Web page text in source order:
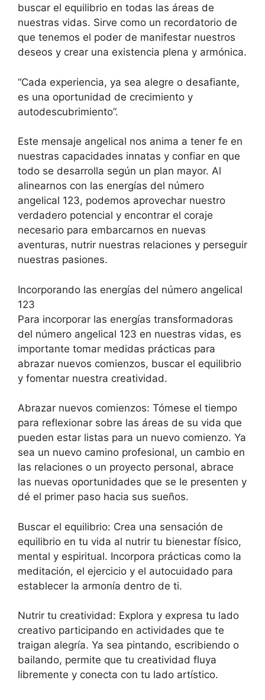
buscar el equilibrio en todas las áreas de
nuestras vidas. Sirve como un recordatorio de
que tenemos el poder de manifestar nuestros
deseos y crear una existencia plena y armónica.
“Cada experiencia, ya sea alegre o desafiante,
es una oportunidad de crecimiento y
autodescubrimiento”.
Este mensaje angelical nos anima a tener fe en
nuestras capacidades innatas y confiar en que
todo se desarrolla según un plan mayor. Al
alinearnos con las energías del número
angelical 123, podemos aprovechar nuestro
verdadero potencial y encontrar el coraje
necesario para embarcarnos en nuevas
aventuras, nutrir nuestras relaciones y perseguir
nuestras pasiones.
Incorporando las energías del número angelical
123
Para incorporar las energías transformadoras
del número angelical 123 en nuestras vidas, es
importante tomar medidas prácticas para
abrazar nuevos comienzos, buscar el equilibrio
y fomentar nuestra creatividad.
Abrazar nuevos comienzos: Tómese el tiempo
para reflexionar sobre las áreas de su vida que
pueden estar listas para un nuevo comienzo. Ya
sea un nuevo camino profesional, un cambio en
las relaciones o un proyecto personal, abrace
las nuevas oportunidades que se le presenten y
dé el primer paso hacia sus sueños.
Buscar el equilibrio: Crea una sensación de
equilibrio en tu vida al nutrir tu bienestar físico,
mental y espiritual. Incorpora prácticas como la
meditación, el ejercicio y el autocuidado para
establecer la armonía dentro de ti.
Nutrir tu creatividad: Explora y expresa tu lado
creativo participando en actividades que te
traigan alegría. Ya sea pintando, escribiendo o
bailando, permite que tu creatividad fluya
libremente y conecta con tu lado artístico.